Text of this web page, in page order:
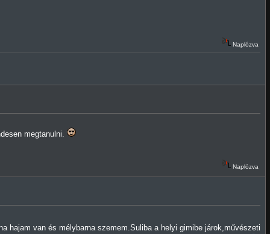
Naplózva
megtanulni.
Naplózva
hajam van és mélybarna szemem.Suliba a helyi gimibe járok,művészeti